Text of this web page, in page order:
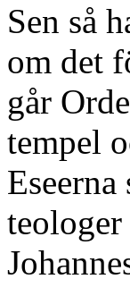
Sen så
om det
går
tempel